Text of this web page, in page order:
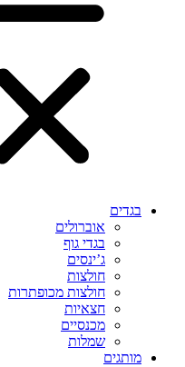
בגדים
אוברולים
בגדי גוף
ג’ינסים
חולצות
חולצות מכופתרות
חצאיות
מכנסיים
שמלות
מותגים